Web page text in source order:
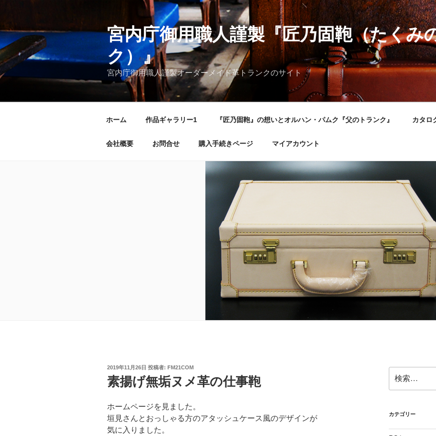
テ
ン
ツ
へ
ス
宮内庁御用職人謹製『匠乃固鞄（たくみ
ク）』
宮内庁御用職人謹製オーダーメイド革トランクのサイト
ホーム 作品ギャラリー1 『匠乃固鞄』の想いとオルハン・パムク『父のトランク』 カタロ
会社概要 お問合せ 購入手続きページ マイアカウント
投
稿
日:
2019年11月26日 投稿者: FM21COM
素揚げ無垢ヌメ革の仕事鞄
ホームページを見ました。
垣見さんとおっしゃる方のアタッシュケース風のデザインが
気に入りました。
索:
カテゴリー